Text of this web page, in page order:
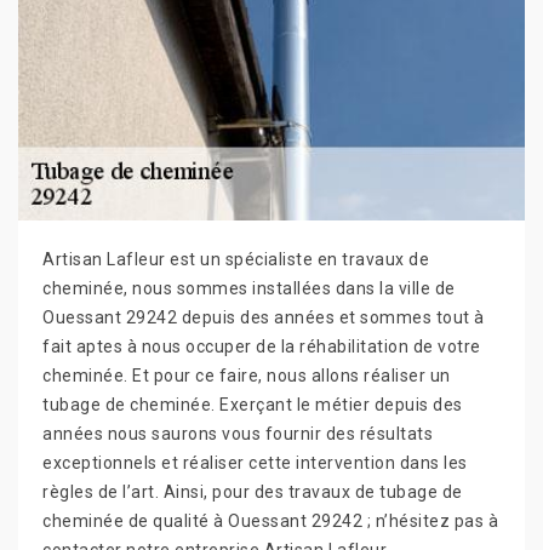
Artisan Lafleur est un spécialiste en travaux de
cheminée, nous sommes installées dans la ville de
Ouessant 29242 depuis des années et sommes tout à
fait aptes à nous occuper de la réhabilitation de votre
cheminée. Et pour ce faire, nous allons réaliser un
tubage de cheminée. Exerçant le métier depuis des
années nous saurons vous fournir des résultats
exceptionnels et réaliser cette intervention dans les
règles de l’art. Ainsi, pour des travaux de tubage de
cheminée de qualité à Ouessant 29242 ; n’hésitez pas à